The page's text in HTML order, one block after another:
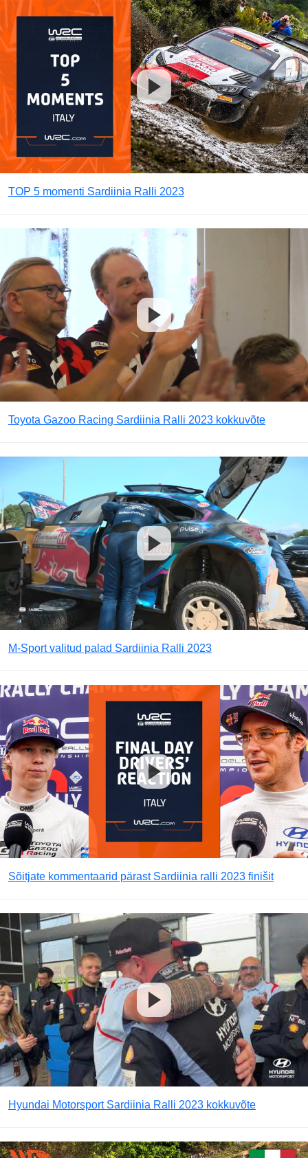
TOP 5 momenti Sardiinia Ralli 2023
Toyota Gazoo Racing Sardiinia Ralli 2023 kokkuvõte
M-Sport valitud palad Sardiinia Ralli 2023
Sõitjate kommentaarid pärast Sardiinia ralli 2023 finišit
Hyundai Motorsport Sardiinia Ralli 2023 kokkuvõte